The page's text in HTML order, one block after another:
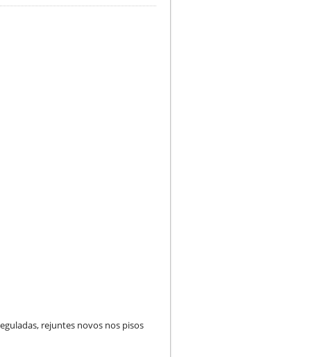
rejuntes novos nos pisos